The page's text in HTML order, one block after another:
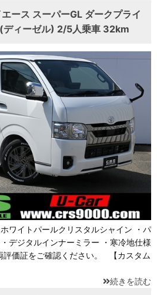
ース スーパーGL ダークプライ
ィーゼル) 2/5人乗車 32km
ワイトパールクリスタルシャイン ・パ
デジタルインナーミラー ・寒冷地仕様
評価証をご確認ください。 【カスタム
続きを読む